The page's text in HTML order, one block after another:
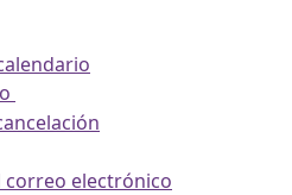
correo electrónico